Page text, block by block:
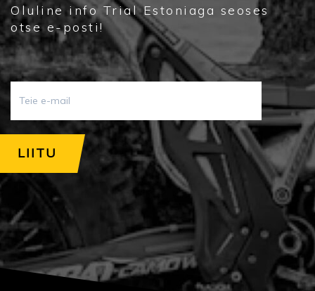
Oluline info Trial Estoniaga seoses
otse e-posti!